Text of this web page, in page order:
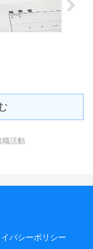
職活動
バシーポリシー